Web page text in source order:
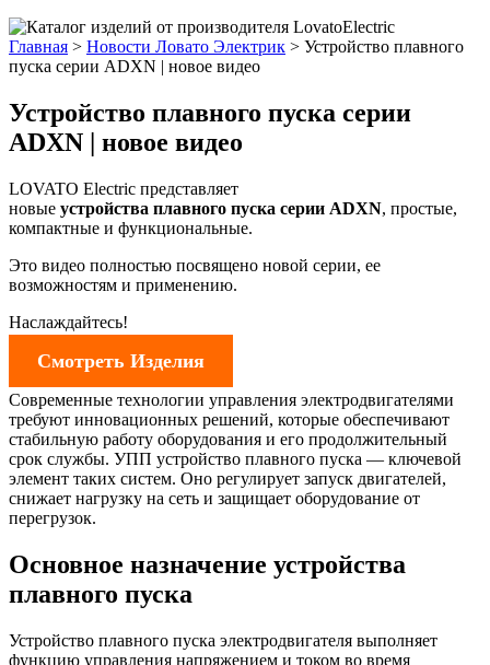
Главная > Новости Ловато Электрик > Устройство плавного
пуска серии ADXN | новое видео
Устройство плавного пуска серии
ADXN | новое видео
LOVATO Electric представляет
новые устройства плавного пуска серии ADXN, простые,
компактные и функциональные.
Это видео полностью посвящено новой серии, ее
возможностям и применению.
Наслаждайтесь!
Смотреть Изделия
Современные технологии управления электродвигателями
требуют инновационных решений, которые обеспечивают
стабильную работу оборудования и его продолжительный
срок службы. УПП устройство плавного пуска — ключевой
элемент таких систем. Оно регулирует запуск двигателей,
снижает нагрузку на сеть и защищает оборудование от
перегрузок.
Основное назначение устройства
плавного пуска
Устройство плавного пуска электродвигателя выполняет
функцию управления напряжением и током во время